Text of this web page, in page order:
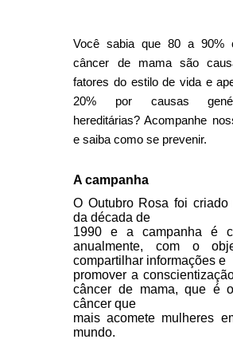
Você sabia que 80 a 90%
câncer de mama são
fatores do estilo de vida e
20% por causas
hereditárias? Acompanhe
e saiba como se prevenir.
A campanha
O Outubro Rosa foi criado
da década de
1990 e a campanha é
anualmente, com o
compartilhar informações e
promover a
câncer de mama, que é
câncer que
mais acomete mulheres
mundo.